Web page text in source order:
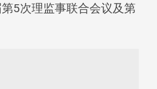
5次理监事联合会议及第